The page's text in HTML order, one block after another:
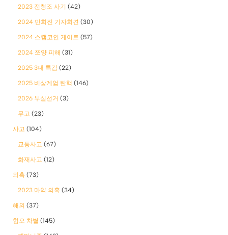
2023 전청조 사기 (42)
2024 민희진 기자회견 (30)
2024 스캠코인 게이트 (57)
2024 쯔양 피해 (31)
2025 3대 특검 (22)
2025 비상계엄 탄핵 (146)
2026 부실선거 (3)
무고 (23)
사고 (104)
교통사고 (67)
화재사고 (12)
의혹 (73)
2023 마약 의혹 (34)
해외 (37)
혐오 차별 (145)